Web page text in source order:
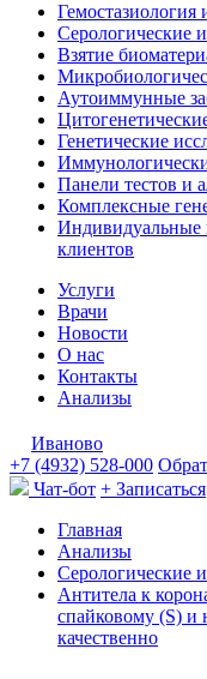
Гемостазиология
Серологические
Взятие
Аутоиммунные
Генетические
Панели тестов и
Комплексные
Индивидуальные
клиентов
Услуги
Врачи
Новости
О нас
Контакты
Анализы
Иваново
+7 (4932) 528-000
Чат-бот + Записаться
Главная
Анализы
Серологические
Антитела к
спайковому (S) и
качественно